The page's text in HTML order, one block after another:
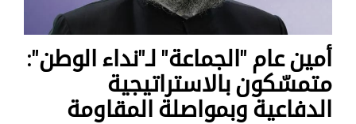
أمين عام "الجماعة" لـ"نداء الوطن":
متمسّكون بالاستراتيجية
الدفاعية وبمواصلة المقاومة